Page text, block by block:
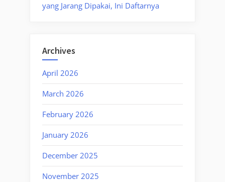
yang Jarang Dipakai, Ini Daftarnya
Archives
April 2026
March 2026
February 2026
January 2026
December 2025
November 2025